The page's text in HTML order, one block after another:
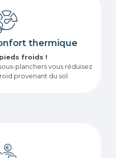
thermique
froids !
planchers vous réduisez
provenant du sol.